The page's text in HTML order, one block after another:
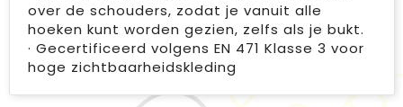
over de schouders, zodat je vanuit alle
hoeken kunt worden gezien, zelfs als je bukt.
· Gecertificeerd volgens EN 471 Klasse 3 voor
hoge zichtbaarheidskleding